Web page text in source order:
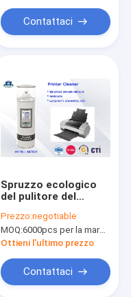
Contattaci
Spruzzo ecologico
del pulitore del
spruzzo del pulitore
della testa della
stampante 400ml
Prezzo:negotiable
MOQ:6000pcs per la marca di Aristo, 15000pcs per la marca del cliente
Ottieni l'ultimo prezzo
Contattaci